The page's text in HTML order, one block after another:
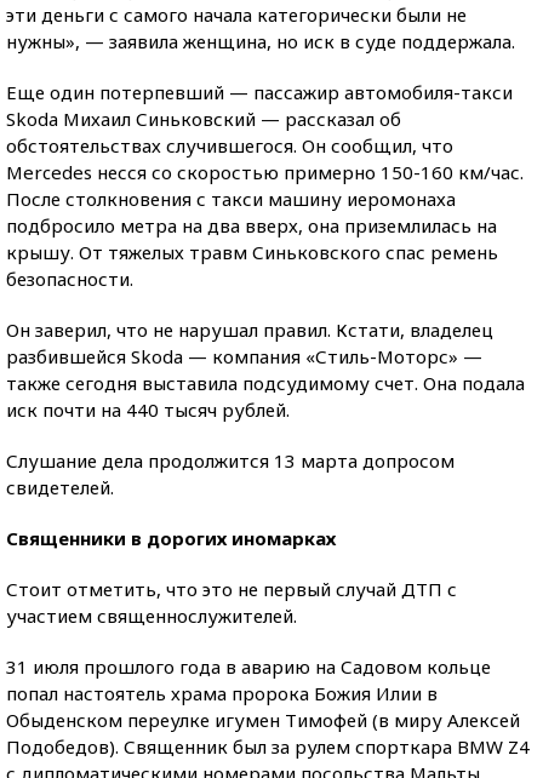
эти деньги с самого начала категорически были не
нужны», — заявила женщина, но иск в суде поддержала.
Еще один потерпевший — пассажир автомобиля-такси
Skoda Михаил Синьковский — рассказал об
обстоятельствах случившегося. Он сообщил, что
Mercedes несся со скоростью примерно 150-160 км/час.
После столкновения с такси машину иеромонаха
подбросило метра на два вверх, она приземлилась на
крышу. От тяжелых травм Синьковского спас ремень
безопасности.
Он заверил, что не нарушал правил. Кстати, владелец
разбившейся Skoda — компания «Стиль-Моторс» —
также сегодня выставила подсудимому счет. Она подала
иск почти на 440 тысяч рублей.
Слушание дела продолжится 13 марта допросом
свидетелей.
Священники в дорогих иномарках
Стоит отметить, что это не первый случай ДТП с
участием священнослужителей.
31 июля прошлого года в аварию на Садовом кольце
попал настоятель храма пророка Божия Илии в
Обыденском переулке игумен Тимофей (в миру Алексей
Подобедов). Священник был за рулем спорткара BMW Z4